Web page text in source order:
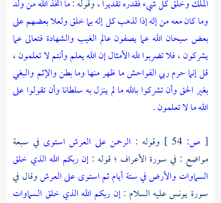
الملك وخلق كل شيء فقدره تقديرا، وقوله :ما اتخذ الله من ولد
وما كان معه من إله إذا لذهب كل إله بما خلق ولعلا بعضهم على
بعض سبحان الله عما يصفون عالم الغيب والشهادة فتعالى عما
يشركون،فلا تضربوا لله الأمثال إن الله يعلم وأنتم لا تعلمون،
قل إنما حرم ربي الفواحش ما ظهر منها وما بطن والإثم والبغي
بغير الحق وأن تشركوا بالله ما لم ينزل به سلطانا وأن تقولوا على
الله ما لا تعلمون.
[ ص: وقوله : الرحمن على العرش استوى في سبعة
مواضع : في سورة الأعراف ؛ قوله :إن ربكم الله الذي خلق
السماوات والأرض في ستة أيام ثم استوى على العرشوقال في
سورة يونس عليه السلام :إن ربكم الله الذي خلق السماوات